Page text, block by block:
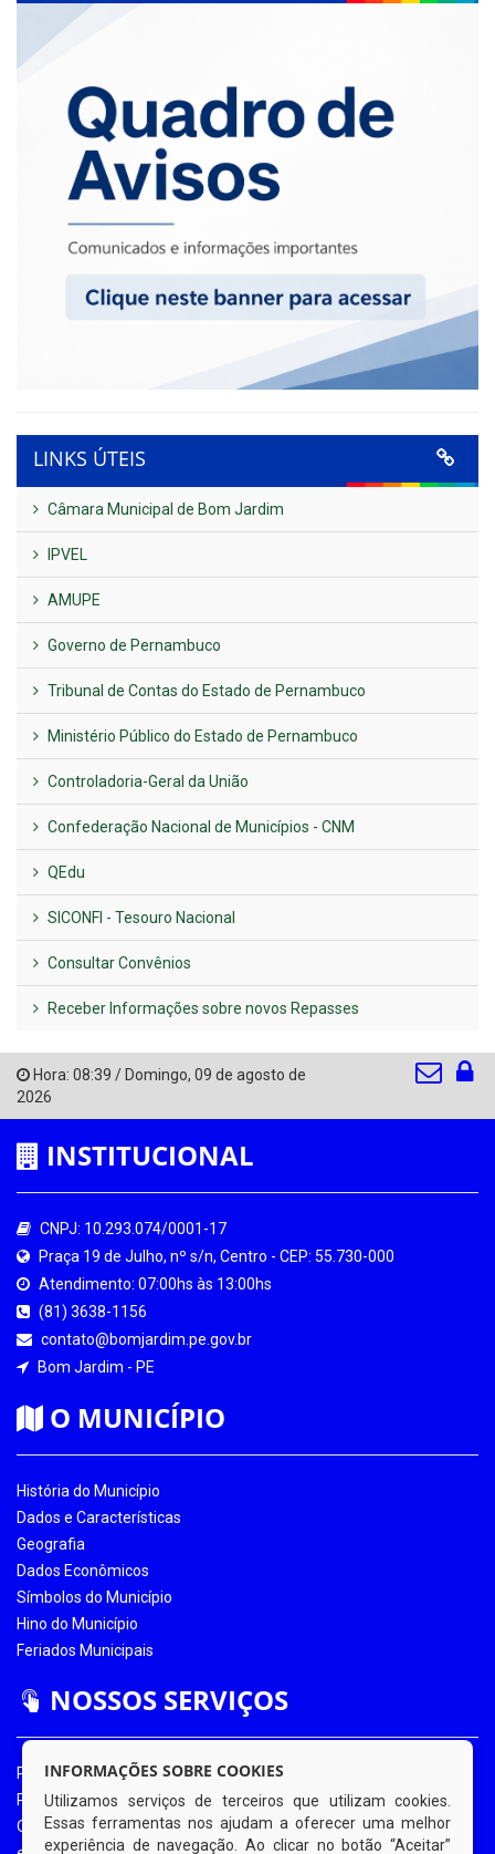
LINKS ÚTEIS
Câmara Municipal de Bom Jardim
IPVEL
AMUPE
Governo de Pernambuco
Tribunal de Contas do Estado de Pernambuco
Ministério Público do Estado de Pernambuco
Controladoria-Geral da União
Confederação Nacional de Municípios - CNM
QEdu
SICONFI - Tesouro Nacional
Consultar Convênios
Receber Informações sobre novos Repasses
Hora: 08:39 / Domingo, 09 de agosto de
2026
INSTITUCIONAL
CNPJ: 10.293.074/0001-17
Praça 19 de Julho, nº s/n, Centro - CEP: 55.730-000
Atendimento: 07:00hs às 13:00hs
(81) 3638-1156
contato@bomjardim.pe.gov.br
Bom Jardim - PE
O MUNICÍPIO
História do Município
Dados e Características
Geografia
Dados Econômicos
Símbolos do Município
Hino do Município
Feriados Municipais
NOSSOS SERVIÇOS
Portal da Transparência
Portal da Transparência COVID-19
Ouvidoria Eletrônica
INFORMAÇÕES SOBRE COOKIES
Utilizamos serviços de terceiros que utilizam cookies.
Essas ferramentas nos ajudam a oferecer uma melhor
experiência de navegação. Ao clicar no botão “Aceitar”